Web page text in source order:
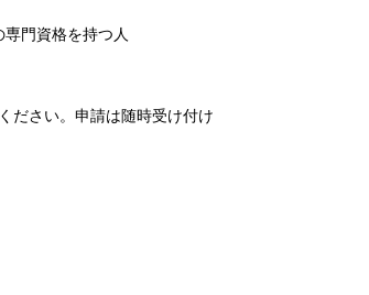
門資格を持つ人
ださい。申請は随時受け付け